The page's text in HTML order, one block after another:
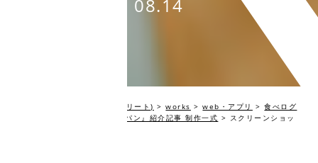
08.14
編集プロダクション Fleet(フリート) >works >web・アプリ >食べログ
マガジン:『ベイクオフ・ジャパン』紹介記事 制作一式 > スクリーンショッ